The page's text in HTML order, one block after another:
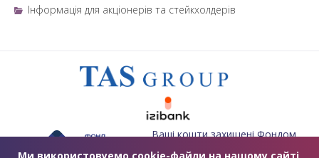
Інформація для акціонерів та стейкхолдерів
Ваші кошти захищені Фондом
осіб